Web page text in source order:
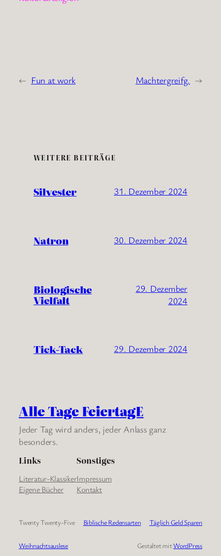
← Fun at work Machtergreifg. →
WEITERE BEITRÄGE
Silvester 31. Dezember 2024
Natron 30. Dezember 2024
Biologische
Vielfalt
29. Dezember
2024
Tick-Tack 29. Dezember 2024
Alle Tage FeiertagE
Jeder Tag wird anders, jeder Anlass ganz
besonders.
Links
Literatur-Klassiker
Eigene Bücher
Sonstiges
Impressum
Kontakt
Twenty Twenty-Five Biblische Redensarten Täglich Geld Sparen
Weihnachtsauslese Gestaltet mitWordPress